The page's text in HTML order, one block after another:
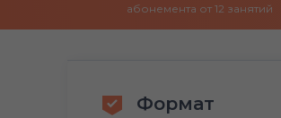
абонемента от 12 занятий
Формат